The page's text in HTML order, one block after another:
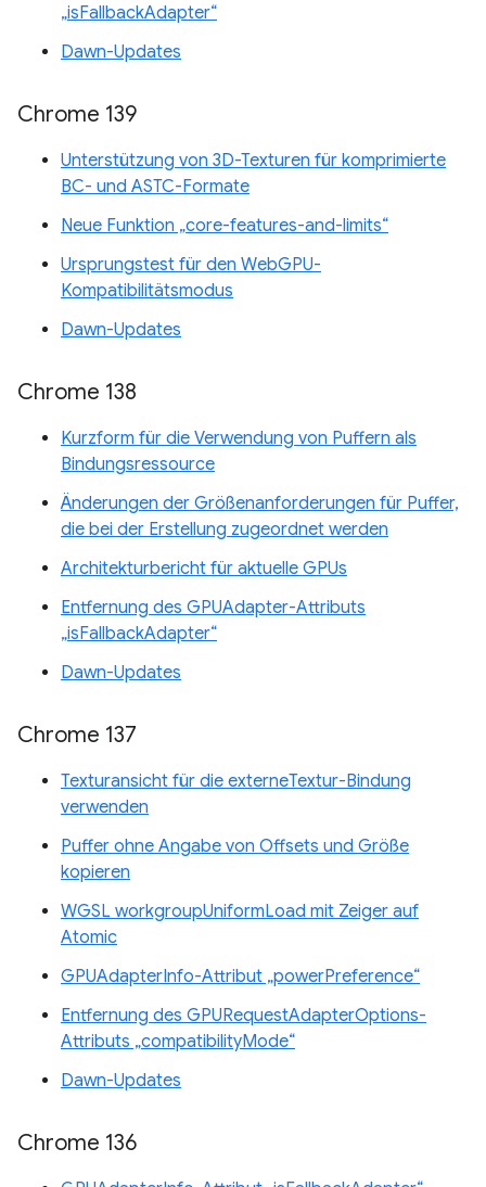
„isFallbackAdapter“
Dawn-Updates
Chrome 139
Unterstützung von 3D-Texturen für komprimierte
BC- und ASTC-Formate
Neue Funktion „core-features-and-limits“
Ursprungstest für den WebGPU-
Kompatibilitätsmodus
Dawn-Updates
Chrome 138
Kurzform für die Verwendung von Puffern als
Bindungsressource
Änderungen der Größenanforderungen für Puffer,
die bei der Erstellung zugeordnet werden
Architekturbericht für aktuelle GPUs
Entfernung des GPUAdapter-Attributs
„isFallbackAdapter“
Dawn-Updates
Chrome 137
Texturansicht für die externeTextur-Bindung
verwenden
Puffer ohne Angabe von Offsets und Größe
kopieren
WGSL workgroupUniformLoad mit Zeiger auf
Atomic
GPUAdapterInfo-Attribut „powerPreference“
Entfernung des GPURequestAdapterOptions-
Attributs „compatibilityMode“
Dawn-Updates
Chrome 136